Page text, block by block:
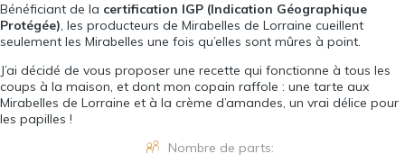
Bénéficiant de la certification IGP (Indication Géographique
Protégée), les producteurs de Mirabelles de Lorraine cueillent
seulement les Mirabelles une fois qu’elles sont mûres à point.
J’ai décidé de vous proposer une recette qui fonctionne à tous les
coups à la maison, et dont mon copain raffole : une tarte aux
Mirabelles de Lorraine et à la crème d’amandes, un vrai délice pour
les papilles !
Nombre de parts: